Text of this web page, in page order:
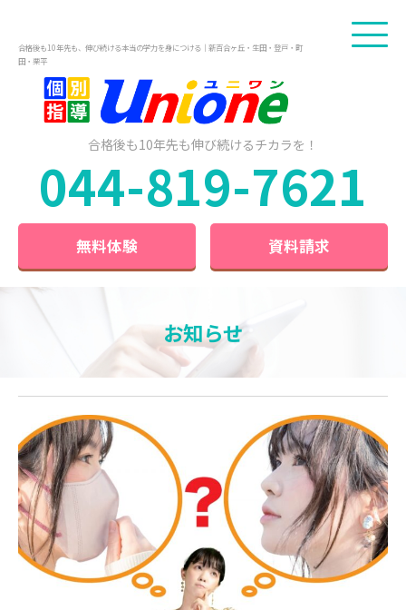
合格後も10年先も、伸び続ける本当の学力を身につける｜新百合ヶ丘・生田・登戸・町
田・栗平
合格後も10年先も伸び続けるチカラを！
044-819-7621
無料体験 資料請求
お知らせ